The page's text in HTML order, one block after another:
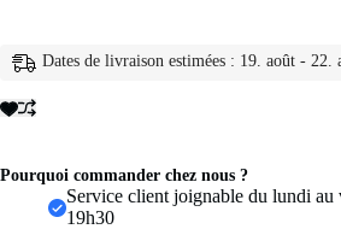
pour
couleur
à
Dates de livraison estimées : 19. août - 22.
Pourquoi commander chez nous ?
Service client joignable du lundi au
19h30